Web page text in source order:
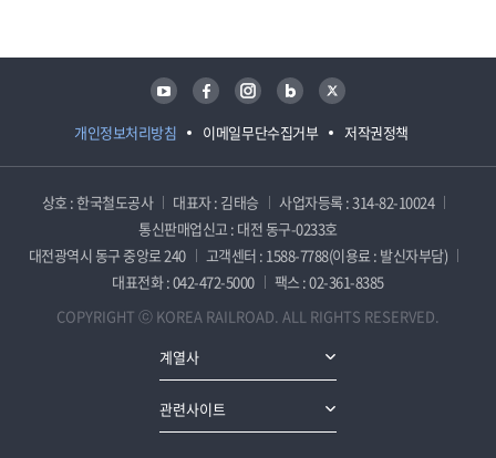
개인정보처리방침 이메일무단수집거부 저작권정책
유튜브 페이스북 인스타그램 블로그 트위터
상호 : 한국철도공사 대표자 : 김태승
사업자등록 : 314-82-10024
통신판매업신고 : 대전 동구-0233호
대전광역시 동구 중앙로 240
고객센터 : 1588-7788(이용료 : 발신자부담)
대표전화 : 042-472-5000
팩스 : 02-361-8385
COPYRIGHT ⓒ KOREA RAILROAD. ALL RIGHTS RESERVED.
계열사
관련사이트